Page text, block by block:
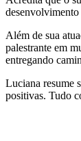
Além de sua
palestrante em
entregando
Luciana resume
positivas. Tudo